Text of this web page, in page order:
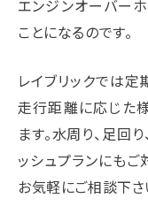
エンジンオーバー
ことになるのです。
レイブリックでは定
走行距離に応じた
ます。水周り、足回
ッシュプランにもご
お気軽にご相談下さ